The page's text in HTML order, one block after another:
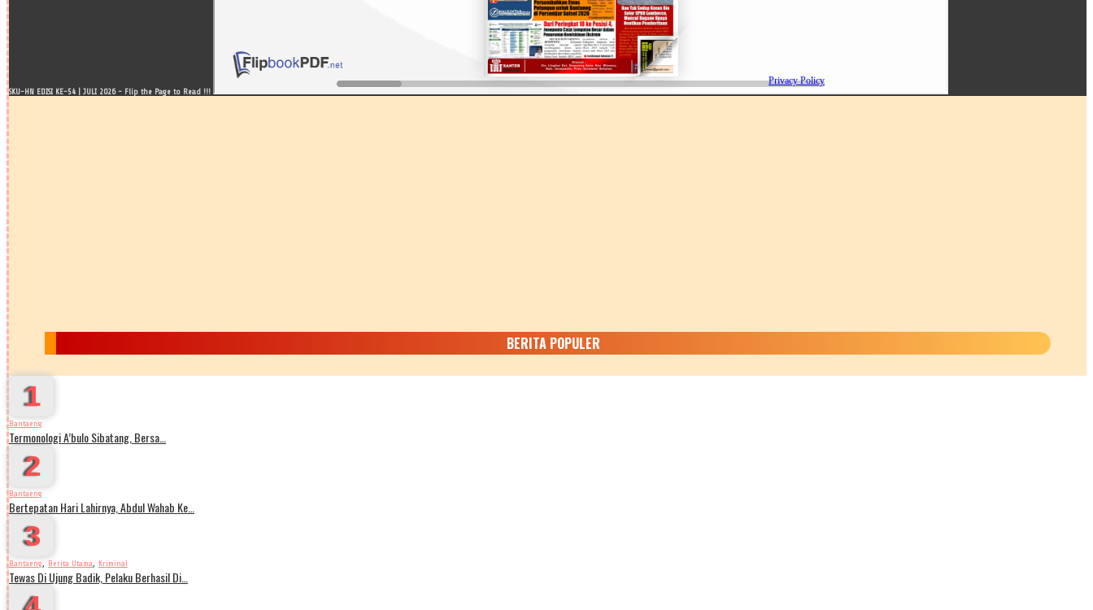
SKU-HN EDISI KE-54 | JULI 2026 - Flip the Page to Read !!!
BERITA POPULER
1
Bantaeng
Termonologi A’bulo Sibatang, Bersa…
2
Bantaeng
Bertepatan Hari Lahirnya, Abdul Wahab Ke…
3
Bantaeng, Berita Utama, Kriminal
Tewas Di Ujung Badik, Pelaku Berhasil Di…